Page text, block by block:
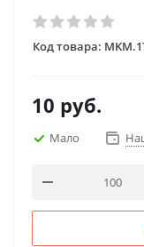
Код товара:
10 руб.
Мало